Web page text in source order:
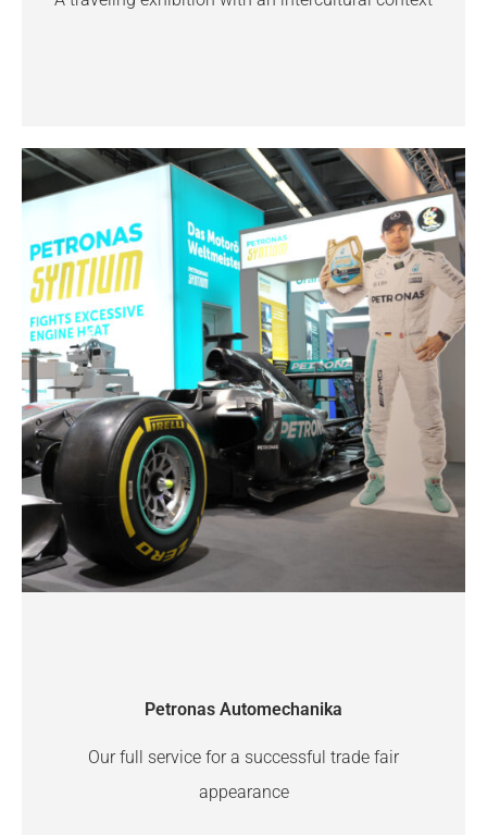
Petronas Automechanika
Our full service for a successful trade fair
appearance